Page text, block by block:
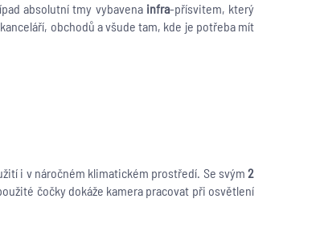
absolutní tmy vybavena infra-přísvitem, který
obchodů a všude tam, kde je potřeba mít
i v náročném klimatickém prostředí. Se svým 2
čočky dokáže kamera pracovat při osvětlení